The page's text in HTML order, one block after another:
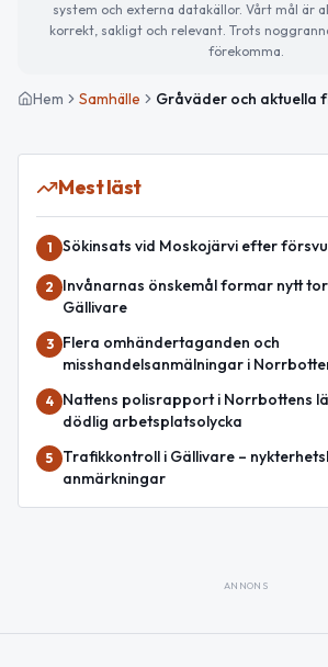
system och externa datakällor. Vårt mål är
korrekt, sakligt och relevant. Trots
förekomma.
Hem Samhälle
Mest läst
1 Sökinsats vid Moskojärvi efter
2
Invånarnas önskemål formar nytt
Gällivare
3
Flera omhändertaganden och
misshandelsanmälningar i
4
Nattens polisrapport i Norrbottens
dödlig arbetsplatsolycka
5
Trafikkontroll i Gällivare –
anmärkningar
ANNONS